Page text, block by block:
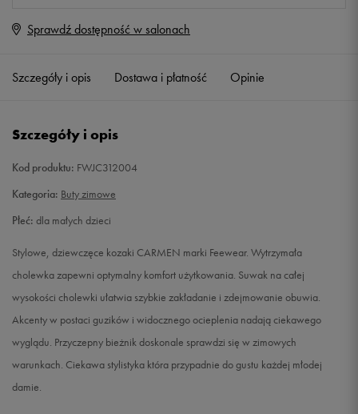
Rozmiary EU
34 21,3 cm
Sprawdź dostępność w salonach
Szczegóły i opis Dostawa i płatność Opinie
Szczegóły i opis
Kod produktu: FWJC312004
Kategoria: Buty zimowe
Płeć: dla małych dzieci
Stylowe, dziewczęce kozaki CARMEN marki Feewear. Wytrzymała
cholewka zapewni optymalny komfort użytkowania. Suwak na całej
wysokości cholewki ułatwia szybkie zakładanie i zdejmowanie obuwia.
Akcenty w postaci guzików i widocznego ocieplenia nadają ciekawego
wyglądu. Przyczepny bieżnik doskonale sprawdzi się w zimowych
warunkach. Ciekawa stylistyka która przypadnie do gustu każdej młodej
damie.